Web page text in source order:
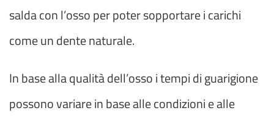
salda con l’osso per poter sopportare i carichi
come un dente naturale.
In base alla qualità dell’osso i tempi di guarigione
possono variare in base alle condizioni e alle